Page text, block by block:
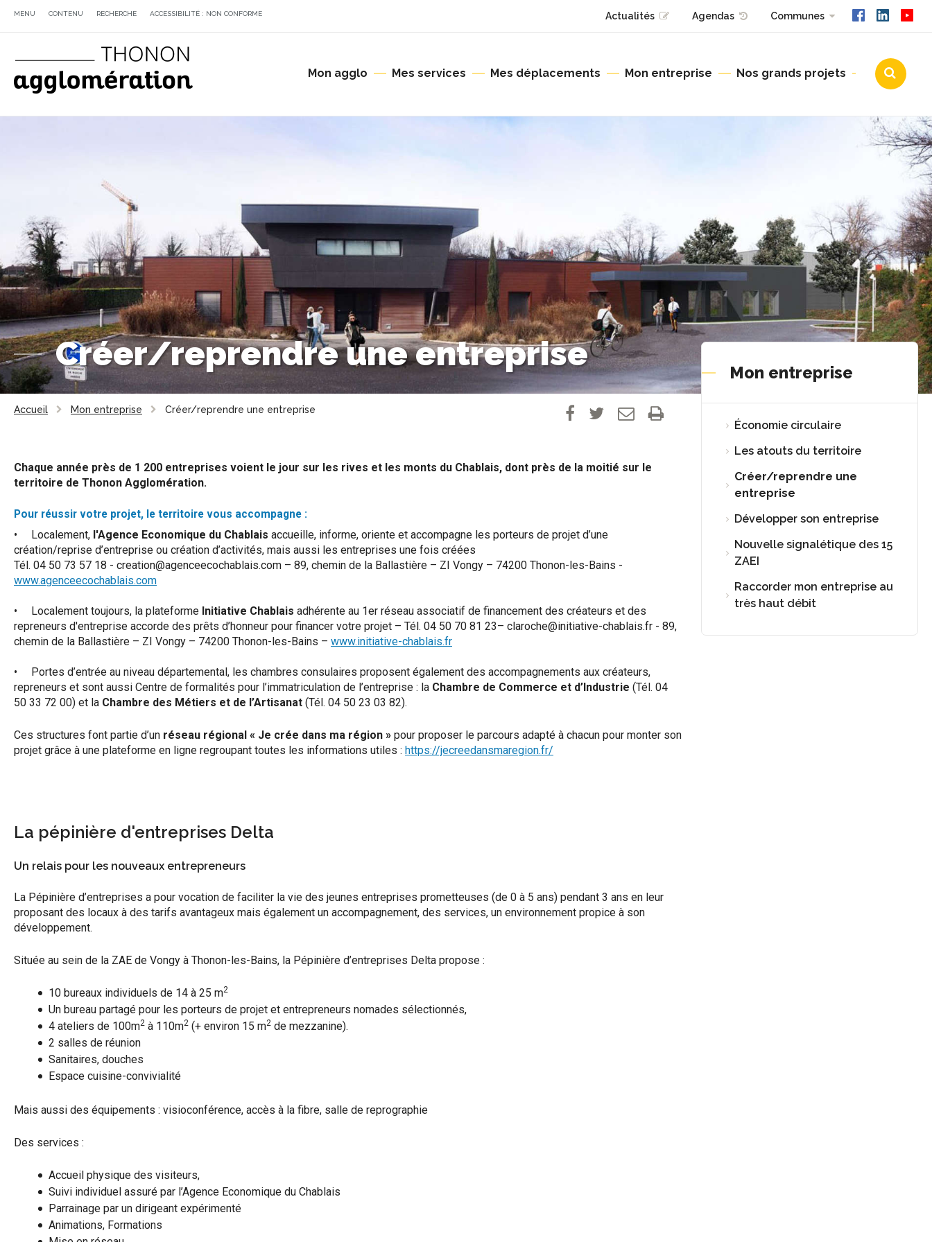
MENU CONTENU RECHERCHE ACCESSIBILITÉ : NON CONFORME Actualités Agendas Communes
Mon agglo Mes services Mes déplacements Mon entreprise Nos grands projets
Créer/reprendre une entreprise
Accueil Mon entreprise Créer/reprendre une entreprise
Chaque année près de 1 200 entreprises voient le jour sur les rives et les monts du Chablais, dont près de la moitié sur le
territoire de Thonon Agglomération.
Pour réussir votre projet, le territoire vous accompagne :
• Localement, l'Agence Economique du Chablais accueille, informe, oriente et accompagne les porteurs de projet d’une
création/reprise d’entreprise ou création d’activités, mais aussi les entreprises une fois créées
Tél. 04 50 73 57 18 - creation@agenceecochablais.com – 89, chemin de la Ballastière – ZI Vongy – 74200 Thonon-les-Bains -
www.agenceecochablais.com
• Localement toujours, la plateforme Initiative Chablais adhérente au 1er réseau associatif de financement des créateurs et des
repreneurs d'entreprise accorde des prêts d’honneur pour financer votre projet – Tél. 04 50 70 81 23– claroche@initiative-chablais.fr - 89,
chemin de la Ballastière – ZI Vongy – 74200 Thonon-les-Bains – www.initiative-chablais.fr
• Portes d’entrée au niveau départemental, les chambres consulaires proposent également des accompagnements aux créateurs,
repreneurs et sont aussi Centre de formalités pour l’immatriculation de l’entreprise : la Chambre de Commerce et d’Industrie (Tél. 04
50 33 72 00) et la Chambre des Métiers et de l’Artisanat (Tél. 04 50 23 03 82).
Ces structures font partie d’un réseau régional « Je crée dans ma région » pour proposer le parcours adapté à chacun pour monter son
projet grâce à une plateforme en ligne regroupant toutes les informations utiles : https://jecreedansmaregion.fr/
La pépinière d'entreprises Delta
Un relais pour les nouveaux entrepreneurs
La Pépinière d’entreprises a pour vocation de faciliter la vie des jeunes entreprises prometteuses (de 0 à 5 ans) pendant 3 ans en leur
proposant des locaux à des tarifs avantageux mais également un accompagnement, des services, un environnement propice à son
développement.
Située au sein de la ZAE de Vongy à Thonon-les-Bains, la Pépinière d’entreprises Delta propose :
10 bureaux individuels de 14 à 25 m2
Un bureau partagé pour les porteurs de projet et entrepreneurs nomades sélectionnés,
4 ateliers de 100m2 à 110m2 (+ environ 15 m2 de mezzanine).
2 salles de réunion
Sanitaires, douches
Espace cuisine-convivialité
Mais aussi des équipements : visioconférence, accès à la fibre, salle de reprographie
Des services :
Accueil physique des visiteurs,
Suivi individuel assuré par l’Agence Economique du Chablais
Parrainage par un dirigeant expérimenté
Animations, Formations
Mon entreprise
Économie circulaire
Les atouts du territoire
Créer/reprendre une
entreprise
Développer son entreprise
Nouvelle signalétique des 15
ZAEI
Raccorder mon entreprise au
très haut débit